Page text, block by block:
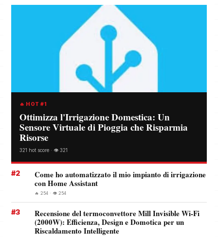
🔥 HOT #1
Ottimizza l'Irrigazione Domestica: Un
Sensore Virtuale di Pioggia che Risparmia
Risorse
321 hot score · 👁️ 321
#2
Come ho automatizzato il mio impianto di irrigazione
con Home Assistant
🔥 254 · 👁️ 254
#3
Recensione del termoconvettore Mill Invisible Wi-Fi
(2000W): Efficienza, Design e Domotica per un
Riscaldamento Intelligente